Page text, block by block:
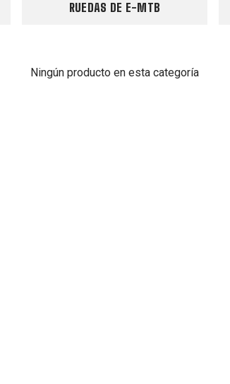
RUEDAS DE E-MTB
Ningún producto en esta categoría